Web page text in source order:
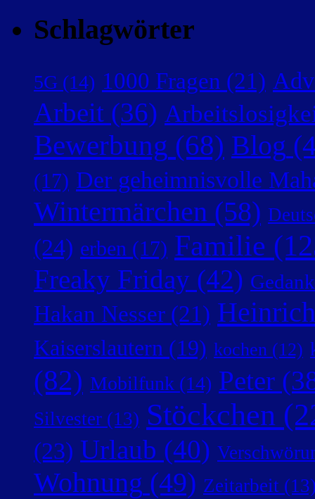
Schlagwörter
5G (14) 1000 Fragen (21)
Arbeit (36)
Bewerbung (68) Blog
(17) Der geheimnisvolle
Wintermärchen (58)
(24) erben (17) Familie
Freaky Friday (42)
Hakan Nesser (21)
Kaiserslautern (19) kochen (12)
(82) Mobilfunk (14) Peter
Silvester (13) Stöckchen
(23) Urlaub (40)
Wohnung (49) Zeitarbeit